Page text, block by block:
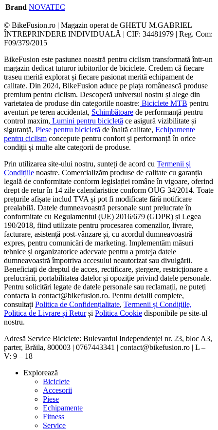
Brand NOVATEC
© BikeFusion.ro | Magazin operat de GHETU M.GABRIEL
ÎNTREPRINDERE INDIVIDUALĂ | CIF: 34481979 | Reg. Com:
F09/379/2015
BikeFusion este pasiunea noastră pentru ciclism transformată într-un
magazin dedicat tuturor iubitorilor de biciclete. Credem că fiecare
traseu merită explorat și fiecare pasionat merită echipament de
calitate. Din 2024, BikeFusion aduce pe piața românească produse
premium pentru ciclism. Descoperă universul nostru și alege din
varietatea de produse din categoriile noastre: Biciclete MTB pentru
aventuri pe teren accidentat, Schimbătoare de performanță pentru
control maxim, Lumini pentru bicicletă ce asigură vizibilitate și
siguranță, Piese pentru bicicletă de înaltă calitate, Echipamente
pentru ciclism concepute pentru confort și performanță în orice
condiții și multe alte categorii de produse.
Prin utilizarea site-ului nostru, sunteți de acord cu Termenii și
Condițiile noastre. Comercializăm produse de calitate cu garanția
legală de conformitate conform legislației române în vigoare, oferind
drept de retur în 14 zile calendaristice conform OUG 34/2014. Toate
prețurile afișate includ TVA și pot fi modificate fără notificare
prealabilă. Datele dumneavoastră personale sunt prelucrate în
conformitate cu Regulamentul (UE) 2016/679 (GDPR) și Legea
190/2018, fiind utilizate pentru procesarea comenzilor, livrare,
facturare, asistență post-vânzare și, cu acordul dumneavoastră
expres, pentru comunicări de marketing. Implementăm măsuri
tehnice și organizatorice adecvate pentru a proteja datele
dumneavoastră împotriva accesului neautorizat sau divulgării.
Beneficiați de dreptul de acces, rectificare, ștergere, restricționare a
prelucrării, portabilitatea datelor și opoziție privind datele personale.
Pentru solicitări legate de datele personale sau reclamații, ne puteți
contacta la contact@bikefusion.ro. Pentru detalii complete,
consultați Politica de Confidențialitate, Termenii și Condițiile,
Politica de Livrare și Returși Politica Cookie disponibile pe site-ul
nostru.
Adresă Service Biciclete: Bulevardul Independenței nr. 23, bloc A3,
parter, Brăila, 800003 | 0767443341 | contact@bikefusion.ro | L –
V: 9 – 18
Explorează
Biciclete
Accesorii
Piese
Echipamente
Fitness
Service